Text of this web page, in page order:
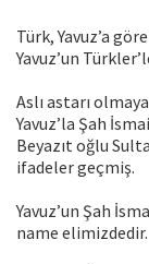
Türk, Yavuz’a
Yavuz’un
Aslı astarı
Yavuz’la Şah
Beyazıt oğlu
ifadeler geçmiş.
Yavuz’un Şah
name elimizdedir.